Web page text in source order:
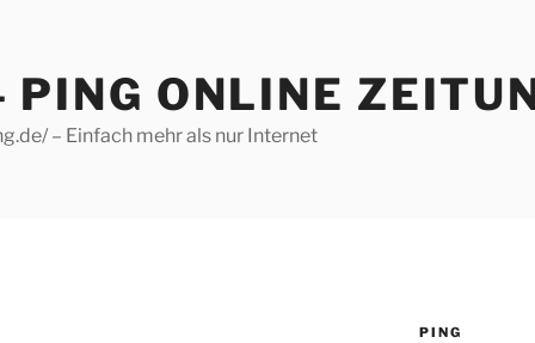
PING ONLINE
– Einfach mehr als nur Internet
PING